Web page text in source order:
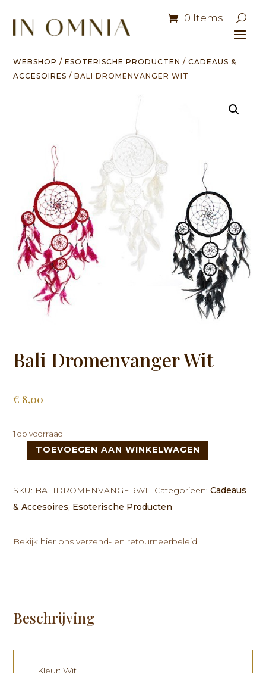
0 Items
WEBSHOP /ESOTERISCHE PRODUCTEN /CADEAUS &
ACCESOIRES / BALI DROMENVANGER WIT
Bali Dromenvanger Wit
€ 8,00
1 op voorraad
TOEVOEGEN AAN WINKELWAGEN
SKU: BALIDROMENVANGERWIT Categorieën:Cadeaus
& Accesoires Esoterische Producten
Bekijk hier ons verzend- en retourneerbeleid.
Beschrijving
Kleur: Wit